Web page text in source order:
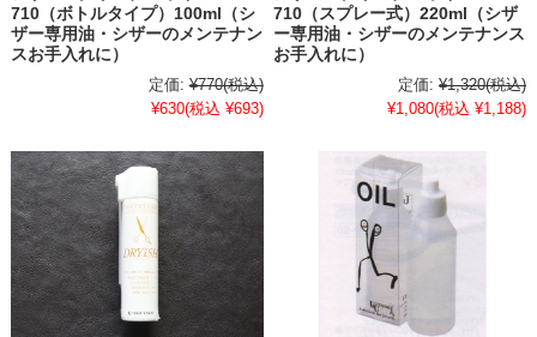
710（ボトルタイプ）100ml（シ
ザー専用油・シザーのメンテナン
スお手入れに）
定価: ¥770(税込)
¥630(税込 ¥693)
710（スプレー式）220ml（シザ
ー専用油・シザーのメンテナンス
お手入れに）
定価: ¥1,320(税込)
¥1,080(税込 ¥1,188)